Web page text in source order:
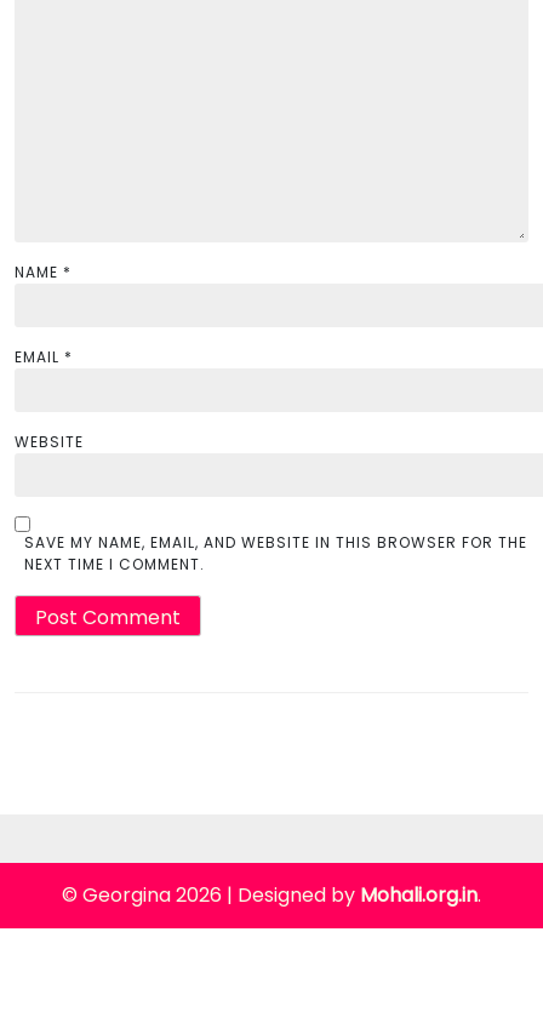
NAME *
EMAIL *
WEBSITE
SAVE MY NAME, EMAIL, AND WEBSITE IN THIS BROWSER FOR THE
NEXT TIME I COMMENT.
© Georgina 2026 | Designed by Mohali.org.in.